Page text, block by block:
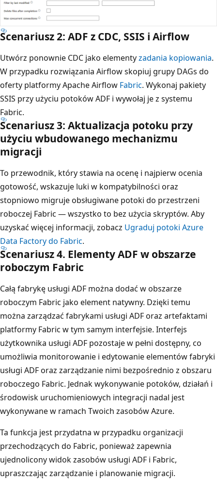
Scenariusz 2: ADF z CDC, SSIS i Airflow
Utwórz ponownie CDC jako elementyzadania kopiowania.
W przypadku rozwiązania Airflow skopiuj grupy DAGs do
oferty platformy Apache Airflow Fabric. Wykonaj pakiety
SSIS przy użyciu potoków ADF i wywołaj je z systemu
Fabric.
Scenariusz 3: Aktualizacja potoku przy
użyciu wbudowanego mechanizmu
migracji
To przewodnik, który stawia na ocenę i najpierw ocenia
gotowość, wskazuje luki w kompatybilności oraz
stopniowo migruje obsługiwane potoki do przestrzeni
roboczej Fabric — wszystko to bez użycia skryptów. Aby
uzyskać więcej informacji, zobacz Ugraduj potoki Azure
Data Factory do Fabric.
Scenariusz 4. Elementy ADF w obszarze
roboczym Fabric
Całą fabrykę usługi ADF można dodać w obszarze
roboczym Fabric jako element natywny. Dzięki temu
można zarządzać fabrykami usługi ADF oraz artefaktami
platformy Fabric w tym samym interfejsie. Interfejs
użytkownika usługi ADF pozostaje w pełni dostępny, co
umożliwia monitorowanie i edytowanie elementów fabryki
usługi ADF oraz zarządzanie nimi bezpośrednio z obszaru
roboczego Fabric. Jednak wykonywanie potoków, działań i
środowisk uruchomieniowych integracji nadal jest
wykonywane w ramach Twoich zasobów Azure.
Ta funkcja jest przydatna w przypadku organizacji
przechodzących do Fabric, ponieważ zapewnia
ujednolicony widok zasobów usługi ADF i Fabric,
upraszczając zarządzanie i planowanie migracji.